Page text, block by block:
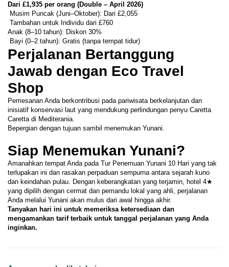
Dari £1,935 per orang (Double – April 2026)
Musim Puncak (Juni–Oktober): Dari £2,055
Tambahan untuk Individu dari £760
Anak (8–10 tahun): Diskon 30%
Bayi (0–2 tahun): Gratis (tanpa tempat tidur)
Perjalanan Bertanggung
Jawab dengan Eco Travel
Shop
Pemesanan Anda berkontribusi pada pariwisata berkelanjutan dan
inisiatif konservasi laut yang mendukung perlindungan penyu Caretta
Caretta di Mediterania.
Bepergian dengan tujuan sambil menemukan Yunani.
Siap Menemukan Yunani?
Amanahkan tempat Anda pada Tur Penemuan Yunani 10 Hari yang tak
terlupakan ini dan rasakan perpaduan sempurna antara sejarah kuno
dan keindahan pulau. Dengan keberangkatan yang terjamin, hotel 4★
yang dipilih dengan cermat dan pemandu lokal yang ahli, perjalanan
Anda melalui Yunani akan mulus dari awal hingga akhir.
Tanyakan hari ini untuk memeriksa ketersediaan dan
mengamankan tarif terbaik untuk tanggal perjalanan yang Anda
inginkan.